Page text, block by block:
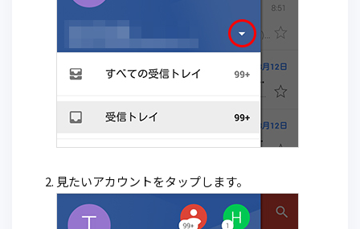
見たいアカウントをタップします。